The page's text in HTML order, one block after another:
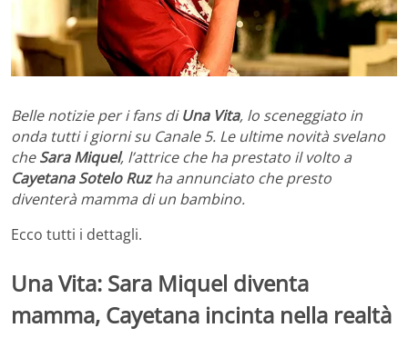
Belle notizie per i fans diUna Vita, lo sceneggiato in
onda tutti i giorni su Canale 5. Le ultime novità svelano
cheSara Miquel, l’attrice che ha prestato il volto a
Cayetana Sotelo Ruzha annunciato che presto
diventerà mamma di un bambino.
Ecco tutti i dettagli.
Una Vita: Sara Miquel diventa
mamma, Cayetana incinta nella realtà